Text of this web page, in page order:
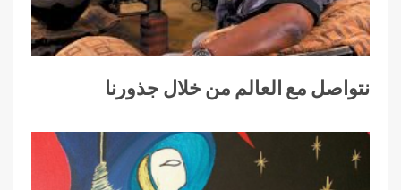
نتواصل مع العالم من خلال جذورنا